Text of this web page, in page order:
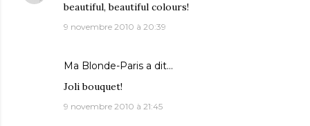
beautiful, beautiful colours!
9 novembre 2010 à 20:39
Ma Blonde-Paris a dit…
Joli bouquet!
9 novembre 2010 à 21:45